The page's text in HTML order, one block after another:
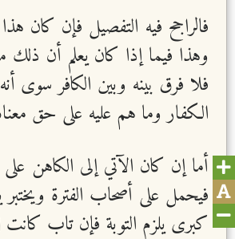
فالراجح فيه التفصيل فإن كان
وهذا فيما إذا كان يعلم أن ذلك
فلا فرق بينه وبين الكافر سوى
الكفار وما هم عليه على حق
أما إن كان الآتي إلى الكاهن
فيحمل على أصحاب الفترة
كبرى يلزم التوبة فإن تاب